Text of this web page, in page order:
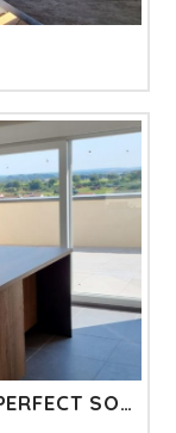
Cuisine Häcker TORONTO et PERFECT SOFT